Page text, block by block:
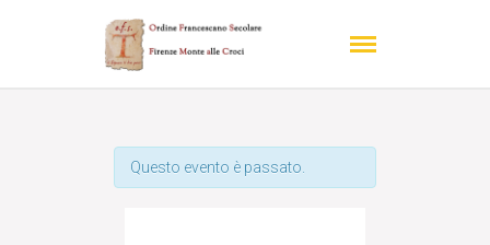
Questo evento è passato.